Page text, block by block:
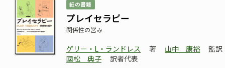
紙の書籍
プレイセラピー
関係性の営み
ゲリー・L・ランドレス 著 山中 康裕
監訳
國松 典子
訳者代表